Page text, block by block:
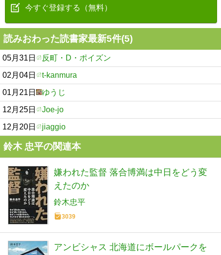
今すぐ登録する（無料）
読みおわった読書家最新5件(5)
05月31日 反町・D・ポイズン
02月04日 t-kanmura
01月21日 ゆうじ
12月25日 Joe-jo
12月20日 jiaggio
鈴木 忠平の関連本
嫌われた監督 落合博満は中日をどう変
えたのか
鈴木忠平
3039
アンビシャス 北海道にボールパークを